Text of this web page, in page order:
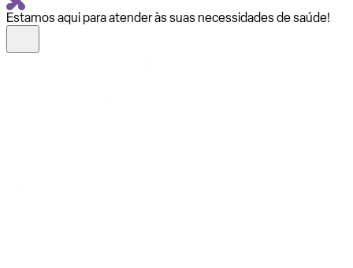
Estamos aqui para atender às suas necessidades de saúde!